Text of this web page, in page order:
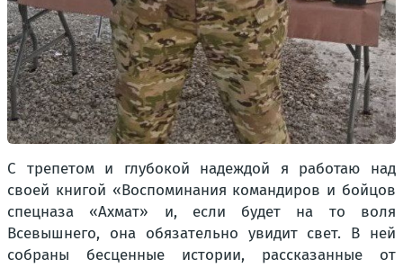
С трепетом и глубокой надеждой я работаю над
своей книгой «Воспоминания командиров и бойцов
спецназа «Ахмат» и, если будет на то воля
Всевышнего, она обязательно увидит свет. В ней
собраны бесценные истории, рассказанные от